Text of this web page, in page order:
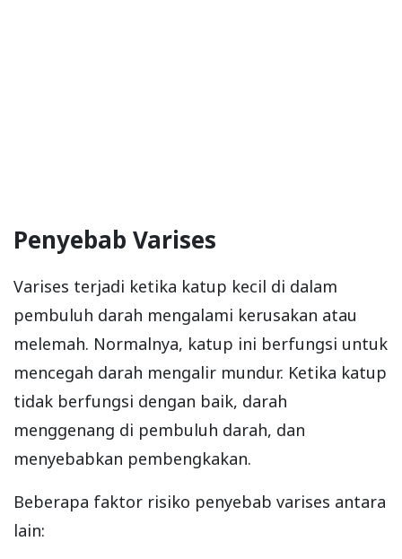
Penyebab Varises
Varises terjadi ketika katup kecil di dalam
pembuluh darah mengalami kerusakan atau
melemah. Normalnya, katup ini berfungsi untuk
mencegah darah mengalir mundur. Ketika katup
tidak berfungsi dengan baik, darah
menggenang di pembuluh darah, dan
menyebabkan pembengkakan.
Beberapa faktor risiko penyebab varises antara
lain: